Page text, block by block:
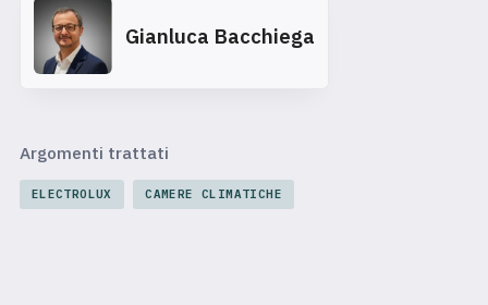
Gianluca Bacchiega
Argomenti trattati
ELECTROLUX CAMERE CLIMATICHE